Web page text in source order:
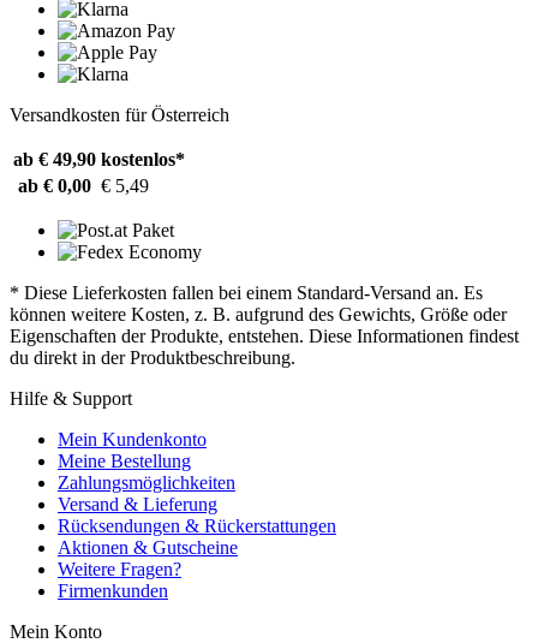
Versandkosten für Österreich
ab € 49,90 kostenlos*
ab € 0,00 € 5,49
* Diese Lieferkosten fallen bei einem Standard-Versand an. Es
können weitere Kosten, z. B. aufgrund des Gewichts, Größe oder
Eigenschaften der Produkte, entstehen. Diese Informationen findest
du direkt in der Produktbeschreibung.
Hilfe & Support
Mein Kundenkonto
Meine Bestellung
Zahlungsmöglichkeiten
Versand & Lieferung
Rücksendungen & Rückerstattungen
Aktionen & Gutscheine
Weitere Fragen?
Firmenkunden
Mein Konto